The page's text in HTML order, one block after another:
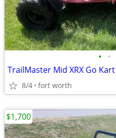
• •
TrailMaster Mid XRX Go
8/4 fort worth
$1,700